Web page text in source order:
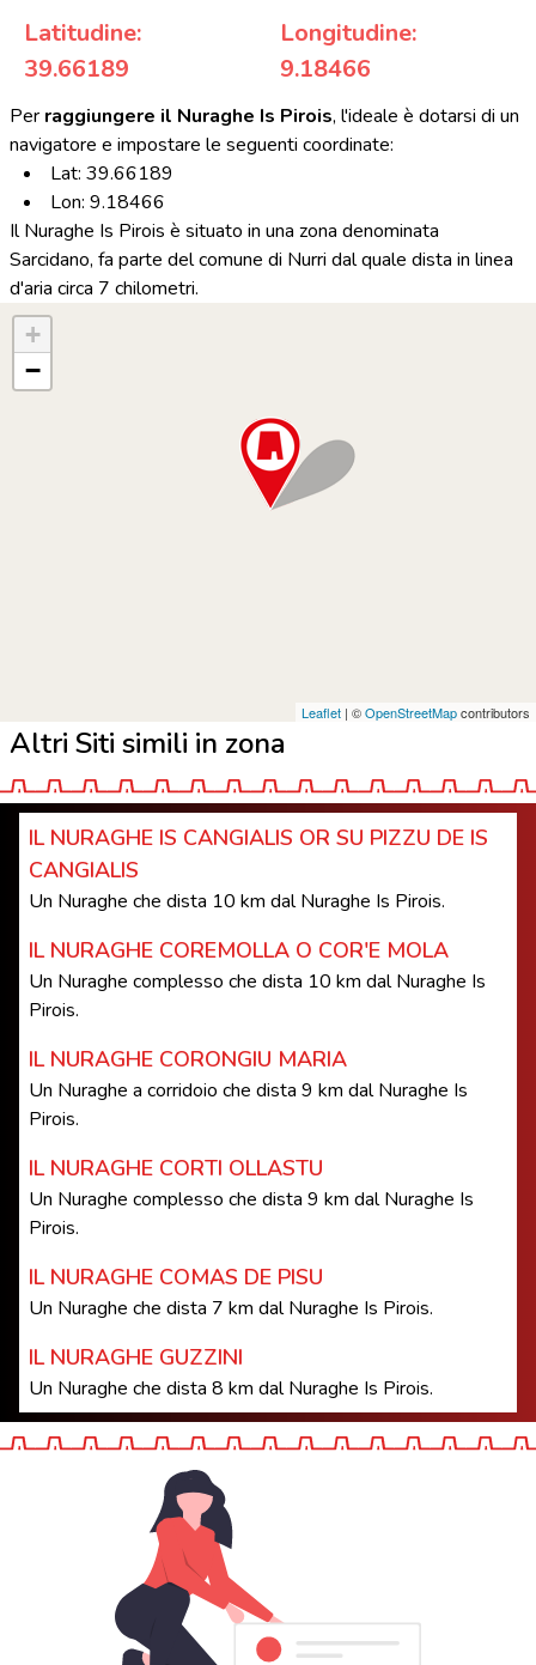
Latitudine:
39.66189
Longitudine:
9.18466
Per raggiungere il Nuraghe Is Pirois, l'ideale è dotarsi di un
navigatore e impostare le seguenti coordinate:
Lat: 39.66189
Lon: 9.18466
Il Nuraghe Is Pirois è situato in una zona denominata
Sarcidano, fa parte del comune di Nurri dal quale dista in linea
d'aria circa 7 chilometri.
+
−
Leaflet | ©OpenStreetMapcontributors
Altri Siti simili in zona
IL NURAGHE IS CANGIALIS OR SU PIZZU DE IS
CANGIALIS
Un Nuraghe che dista 10 km dal Nuraghe Is Pirois.
IL NURAGHE COREMOLLA O COR'E MOLA
Un Nuraghe complesso che dista 10 km dal Nuraghe Is
Pirois.
IL NURAGHE CORONGIU MARIA
Un Nuraghe a corridoio che dista 9 km dal Nuraghe Is
Pirois.
IL NURAGHE CORTI OLLASTU
Un Nuraghe complesso che dista 9 km dal Nuraghe Is
Pirois.
IL NURAGHE COMAS DE PISU
Un Nuraghe che dista 7 km dal Nuraghe Is Pirois.
IL NURAGHE GUZZINI
Un Nuraghe che dista 8 km dal Nuraghe Is Pirois.